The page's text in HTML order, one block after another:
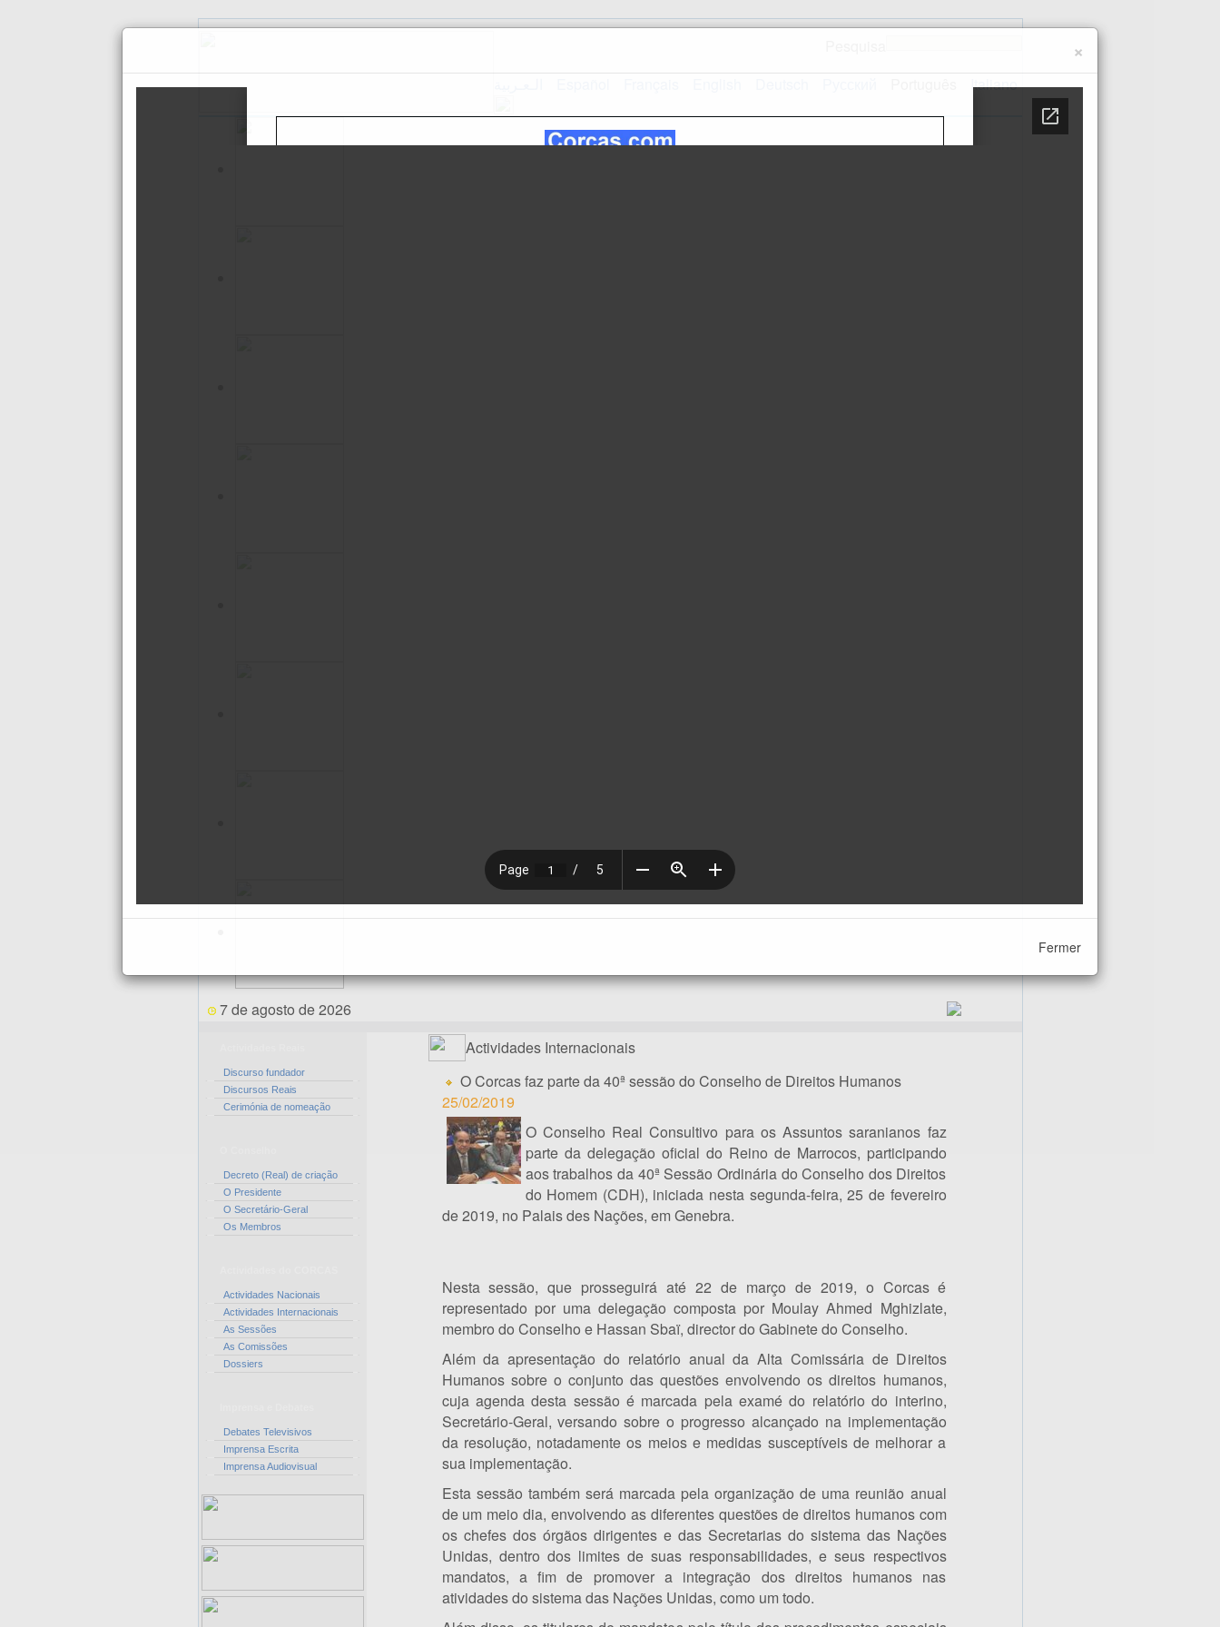
Italiano
7 de agosto de 2026
Discurso fundador
Discursos Reais
Cerimónia de nomeação
Decreto (Real) de criação
O Presidente
O Secretário-Geral
Os Membros
Actividades Nacionais
Actividades Internacionais
As Sessões
As Comissões
Dossiers
Debates Televisivos
Imprensa Escrita
Imprensa Audiovisual
Actividades Internacionais
O Corcas faz parte da 40ª sessão do Conselho de Direitos Humanos
25/02/2019
O Conselho Real Consultivo para os Assuntos saranianos faz
parte da delegação oficial do Reino de Marrocos, participando
aos trabalhos da 40ª Sessão Ordinária do Conselho dos Direitos
do Homem (CDH), iniciada nesta segunda-feira, 25 de fevereiro
de 2019, no Palais des Nações, em Genebra.
Nesta sessão, que prosseguirá até 22 de março de 2019, o Corcas é
representado por uma delegação composta por Moulay Ahmed Mghizlate,
membro do Conselho e Hassan Sbaï, director do Gabinete do Conselho.
Além da apresentação do relatório anual da Alta Comissária de Direitos
Humanos sobre o conjunto das questões envolvendo os direitos humanos,
cuja agenda desta sessão é marcada pela examé do relatório do interino,
Secretário-Geral, versando sobre o progresso alcançado na implementação
da resolução, notadamente os meios e medidas susceptíveis de melhorar a
sua implementação.
Esta sessão também será marcada pela organização de uma reunião anual
de um meio dia, envolvendo as diferentes questões de direitos humanos com
os chefes dos órgãos dirigentes e das Secretarias do sistema das Nações
Unidas, dentro dos limites de suas responsabilidades, e seus respectivos
mandatos, a fim de promover a integração dos direitos humanos nas
atividades do sistema das Nações Unidas, como um todo.
×
Fermer